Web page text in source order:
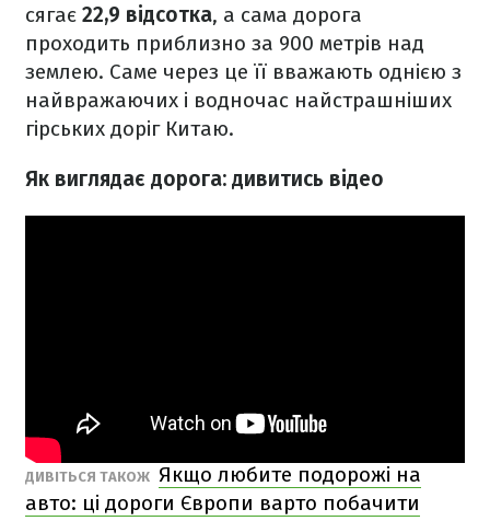
сягає 22,9 відсотка, а сама дорога
проходить приблизно за 900 метрів над
землею. Саме через це її вважають однією з
найвражаючих і водночас найстрашніших
гірських доріг Китаю.
Як виглядає дорога: дивитись відео
ДИВІТЬСЯ ТАКОЖ Якщо любите подорожі на
авто: ці дороги Європи варто побачити